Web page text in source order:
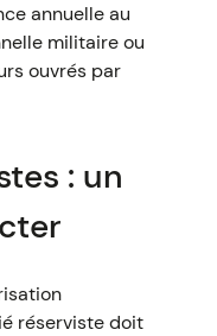
annuelle au
militaire ou
ouvrés par
: un
réserviste doit